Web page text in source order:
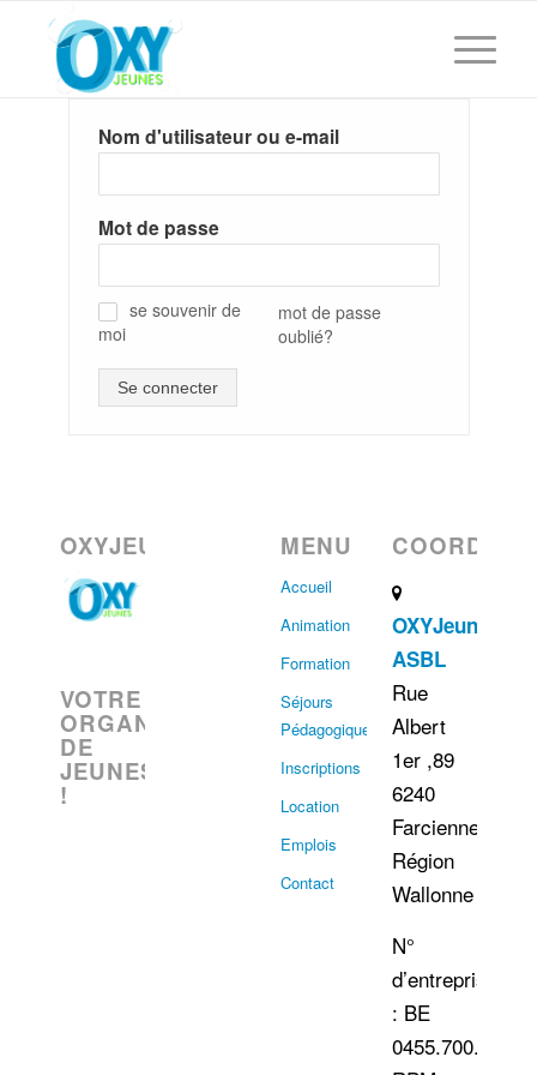
Nom d'utilisateur ou e-mail
Mot de passe
✓
se souvenir de
moi
mot de passe
oublié?
Se connecter
OXYJEUNES
VOTRE
ORGANISATION
DE
JEUNESSE
!
MENU
Accueil
Animation
Formation
Séjours
Pédagogiques
Inscriptions
Location
Emplois
Contact
OXYJeunes
ASBL
Rue
Albert
1er ,89
6240
Farciennes
Région
Wallonne
N°
d’entreprise
: BE
0455.700.060